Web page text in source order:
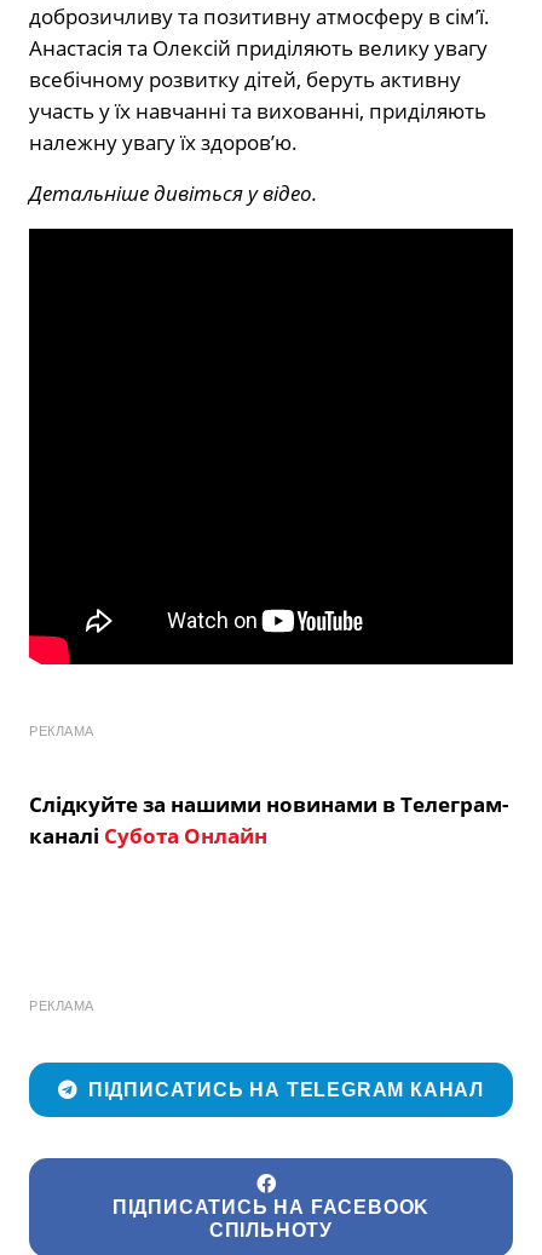
доброзичливу та позитивну атмосферу в сім’ї.
Анастасія та Олексій приділяють велику увагу
всебічному розвитку дітей, беруть активну
участь у їх навчанні та вихованні, приділяють
належну увагу їх здоров’ю.
Детальніше дивіться у відео.
РЕКЛАМА
Слідкуйте за нашими новинами в Телеграм-
каналі Субота Онлайн
РЕКЛАМА
ПІДПИСАТИСЬ НА TELEGRAM КАНАЛ
ПІДПИСАТИСЬ НА FACEBOOK
СПІЛЬНОТУ